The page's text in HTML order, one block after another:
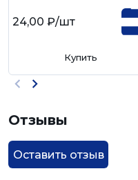
24,00 ₽/шт
Купить
Отзывы
Оставить отзыв